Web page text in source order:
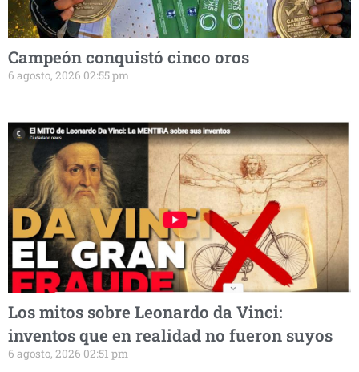
Campeón conquistó cinco oros
6 agosto, 2026 02:55 pm
Los mitos sobre Leonardo da Vinci:
inventos que en realidad no fueron suyos
6 agosto, 2026 02:51 pm